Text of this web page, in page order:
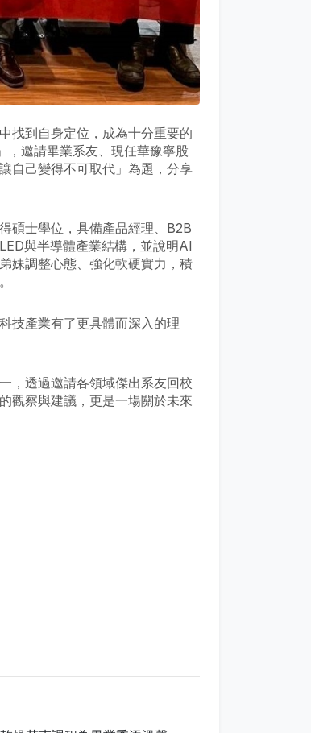
找到自身定位，成為十分重要的
，邀請畢業系友、現任華豫寧股
自己變得不可取代」為題，分享
碩士學位，具備產品經理、B2B
與半導體產業結構，並說明AI
妹調整心態、強化軟硬實力，積
技產業有了更具體而深入的理
，透過邀請各領域傑出系友回校
觀察與建議，更是一場關於未來